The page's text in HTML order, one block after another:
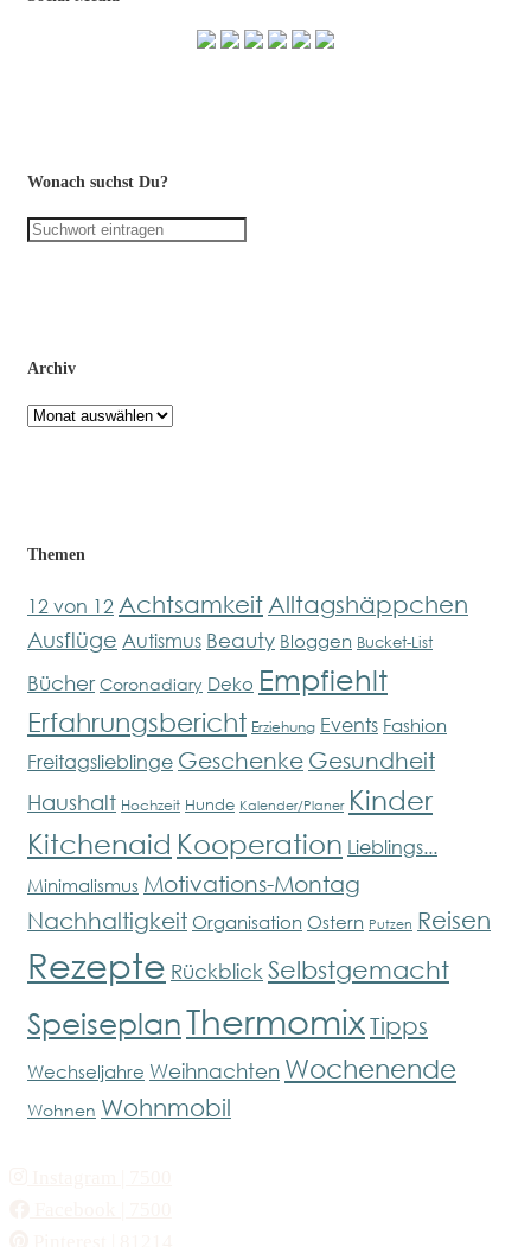
Wonach suchst Du?
Archiv
Archiv
Themen
12 von 12 Achtsamkeit Alltagshäppchen
Ausflüge Autismus Beauty Bloggen Bucket-List
Bücher Coronadiary Deko Empfiehlt
Erfahrungsbericht Erziehung Events Fashion
Freitagslieblinge Geschenke Gesundheit
Haushalt Hochzeit Hunde Kalender/Planer Kinder
Kitchenaid Kooperation Lieblings...
Minimalismus Motivations-Montag
Nachhaltigkeit Organisation Ostern Putzen Reisen
Rezepte RückblickSelbstgemacht
SpeiseplanThermomix Tipps
Wechseljahre Weihnachten Wochenende
Wohnen Wohnmobil